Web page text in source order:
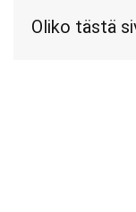
Oliko tästä